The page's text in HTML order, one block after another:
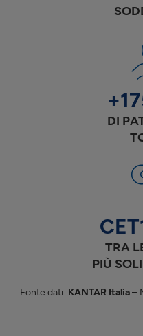
DI
TRA
PIÙ
Fonte dati: KANTAR Italia–